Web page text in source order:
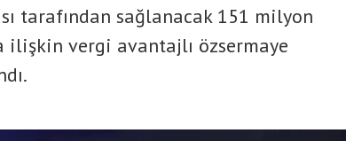
tarafından sağlanacak 151 milyon
ilişkin vergi avantajlı özsermaye